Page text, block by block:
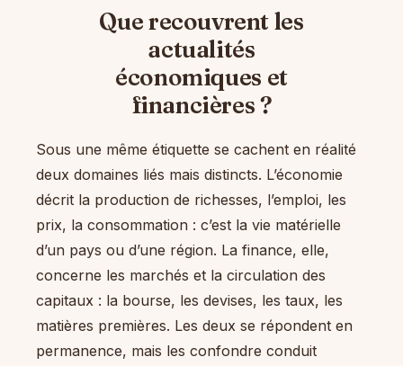
Que recouvrent les
actualités
économiques et
financières ?
Sous une même étiquette se cachent en réalité
deux domaines liés mais distincts. L’économie
décrit la production de richesses, l’emploi, les
prix, la consommation : c’est la vie matérielle
d’un pays ou d’une région. La finance, elle,
concerne les marchés et la circulation des
capitaux : la bourse, les devises, les taux, les
matières premières. Les deux se répondent en
permanence, mais les confondre conduit